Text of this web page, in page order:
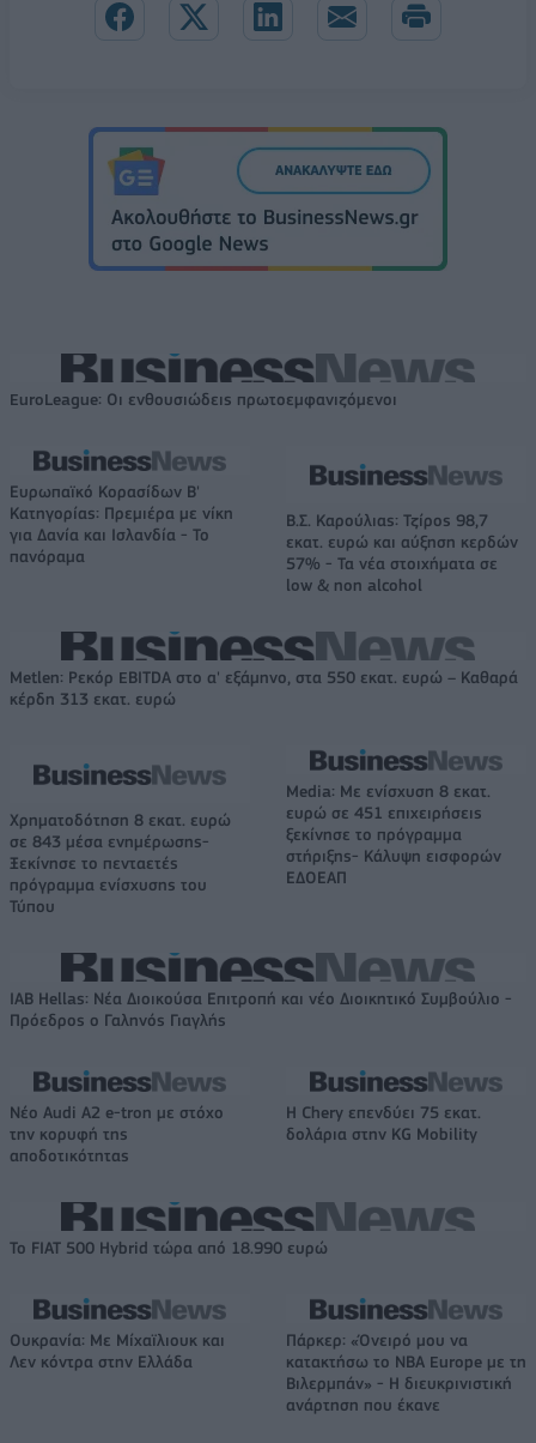
EuroLeague: Οι ενθουσιώδεις πρωτοεμφανιζόμενοι
Ευρωπαϊκό Κορασίδων Β'
Κατηγορίας: Πρεμιέρα με νίκη
για Δανία και Ισλανδία - Το
πανόραμα
Β.Σ. Καρούλιας: Τζίρος 98,7
εκατ. ευρώ και αύξηση κερδών
57% - Τα νέα στοιχήματα σε
low & non alcohol
Metlen: Ρεκόρ EBITDA στο α' εξάμηνο, στα 550 εκατ. ευρώ – Καθαρά
κέρδη 313 εκατ. ευρώ
Χρηματοδότηση 8 εκατ. ευρώ
σε 843 μέσα ενημέρωσης-
Ξεκίνησε το πενταετές
πρόγραμμα ενίσχυσης του
Τύπου
Media: Με ενίσχυση 8 εκατ.
ευρώ σε 451 επιχειρήσεις
ξεκίνησε το πρόγραμμα
στήριξης- Κάλυψη εισφορών
ΕΔΟΕΑΠ
IAB Hellas: Νέα Διοικούσα Επιτροπή και νέο Διοικητικό Συμβούλιο -
Πρόεδρος ο Γαληνός Γιαγλής
Νέο Audi A2 e-tron με στόχο
την κορυφή της
αποδοτικότητας
Η Chery επενδύει 75 εκατ.
δολάρια στην KG Mobility
Το FIAT 500 Hybrid τώρα από 18.990 ευρώ
Ουκρανία: Με Μίχαϊλιουκ και
Λεν κόντρα στην Ελλάδα
Πάρκερ: «Όνειρό μου να
κατακτήσω το ΝΒΑ Europe με τη
Βιλερμπάν» - Η διευκρινιστική
ανάρτηση που έκανε